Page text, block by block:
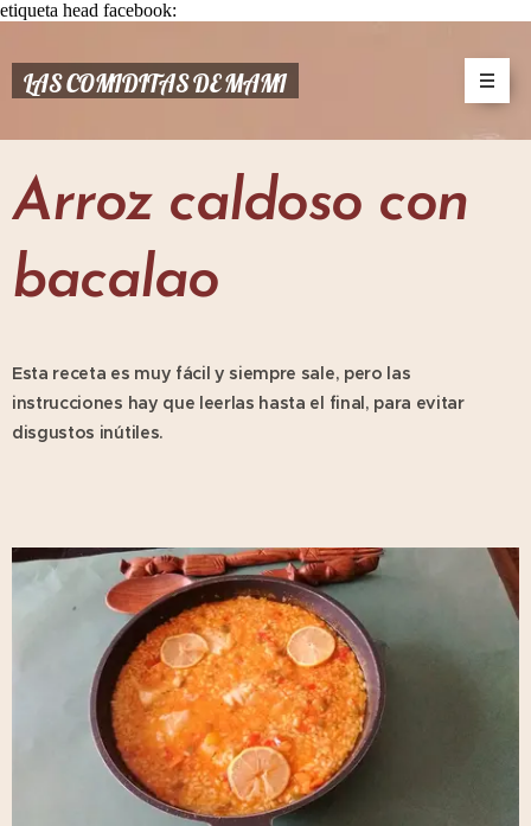
etiqueta head facebook:
LAS COMIDITAS DE MAMI
Arroz caldoso con
bacalao
Esta receta es muy fácil y siempre sale, pero las
instrucciones hay que leerlas hasta el final, para evitar
disgustos inútiles.